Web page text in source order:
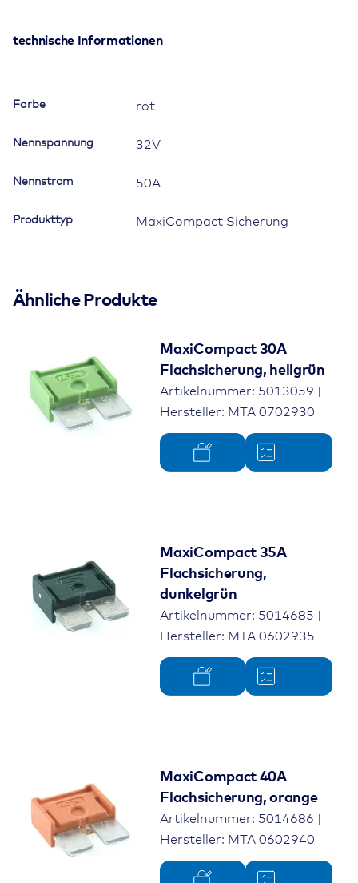
Menge
technische Informationen
Farbe rot
Nennspannung 32V
Nennstrom 50A
Produkttyp MaxiCompact Sicherung
Ähnliche Produkte
MaxiCompact 30A
Flachsicherung, hellgrün
Artikelnummer: 5013059 |
Hersteller: MTA 0702930
MaxiCompact 35A
Flachsicherung,
dunkelgrün
Artikelnummer: 5014685 |
Hersteller: MTA 0602935
MaxiCompact 40A
Flachsicherung, orange
Artikelnummer: 5014686 |
Hersteller: MTA 0602940